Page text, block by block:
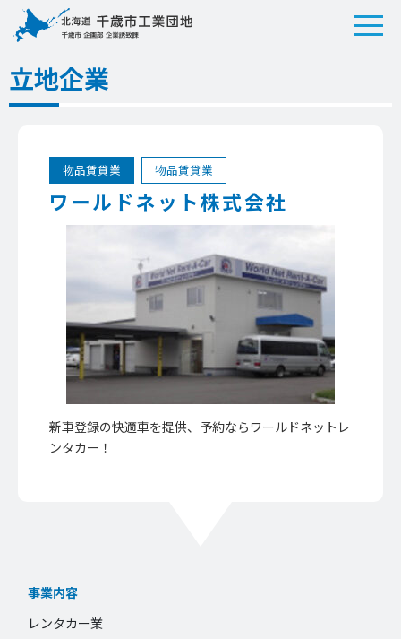
立地企業
物品賃貸業 物品賃貸業
ワールドネット株式会社
新車登録の快適車を提供、予約ならワールドネットレ
ンタカー！
事業内容
レンタカー業